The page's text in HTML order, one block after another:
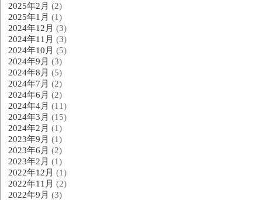
2025年2月 (2)
2025年1月 (1)
2024年12月 (3)
2024年11月 (3)
2024年10月 (5)
2024年9月 (3)
2024年8月 (5)
2024年7月 (2)
2024年6月 (2)
2024年4月 (11)
2024年3月 (15)
2024年2月 (1)
2023年9月 (1)
2023年6月 (2)
2023年2月 (1)
2022年12月 (1)
2022年11月 (2)
2022年9月 (3)